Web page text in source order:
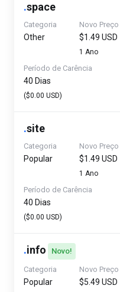
.space
Categoria
Other
Novo Preço
$1.49 USD
1 Ano
Período de Carência
40 Dias
($0.00 USD)
.site
Categoria
Popular
Novo Preço
$1.49 USD
1 Ano
Período de Carência
40 Dias
($0.00 USD)
.info Novo!
Categoria
Popular
Novo Preço
$5.49 USD